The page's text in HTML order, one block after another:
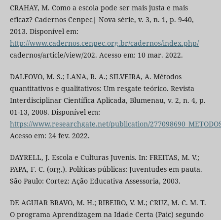
CRAHAY, M. Como a escola pode ser mais justa e mais
eficaz? Cadernos Cenpec| Nova série, v. 3, n. 1, p. 9-40,
2013. Disponível em:
http://www.cadernos.cenpec.org.br/cadernos/index.php/
cadernos/article/view/202. Acesso em: 10 mar. 2022.
DALFOVO, M. S.; LANA, R. A.; SILVEIRA, A. Métodos
quantitativos e qualitativos: Um resgate teórico. Revista
Interdisciplinar Científica Aplicada, Blumenau, v. 2, n. 4, p.
01-13, 2008. Disponível em:
https://www.researchgate.net/publication/
Acesso em: 24 fev. 2022.
DAYRELL, J. Escola e Culturas Juvenis. In: FREITAS, M. V.;
PAPA, F. C. (org.). Políticas públicas: Juventudes em pauta.
São Paulo: Cortez: Ação Educativa Assessoria, 2003.
DE AGUIAR BRAVO, M. H.; RIBEIRO, V. M.; CRUZ, M. C. M. T.
O programa Aprendizagem na Idade Certa (Paic) segundo